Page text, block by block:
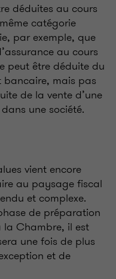
déduites au cours
catégorie
par exemple, que
au cours
peut être déduite du
bancaire, mais pas
de la vente d’une
une société.
vient encore
au paysage fiscal
et complexe.
de préparation
la Chambre, il est
une fois de plus
et de